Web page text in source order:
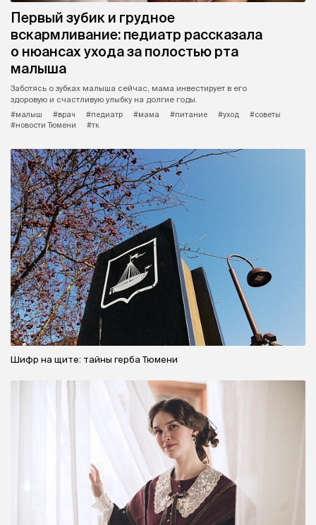
Первый зубик и грудное
вскармливание: педиатр рассказала
о нюансах ухода за полостью рта
малыша
Заботясь о зубках малыша сейчас, мама инвестирует в его
здоровую и счастливую улыбку на долгие годы.
#малыш
#врач #педиатр #мама #питание #уход
#советы
#новости Тюмени
#тк
Шифр на щите: тайны герба Тюмени